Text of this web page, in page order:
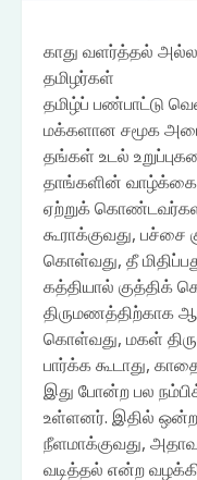
காது வளர்த்தல்
தமிழர்கள்
தமிழ்ப் பண்பாட்டு
மக்களான சமூக
தங்கள் உடல்
தாங்களின்
ஏற்றுக்
கூராக்குவது,
கொள்வது, தீ
கத்தியால் குத்திக்
திருமணத்திற்காக
கொள்வது, மகள்
பார்க்க கூடாது,
இது போன்ற பல
உள்ளனர். இதில்
நீளமாக்குவது,
வடித்தல் என்ற